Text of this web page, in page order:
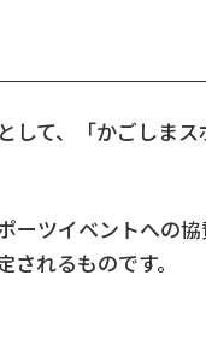
して、「かごしま
ーツイベントへの
れるものです。